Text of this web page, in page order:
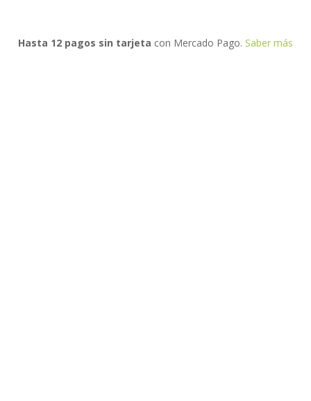
Hasta 12 pagos sin tarjeta con Mercado Pago. Saber más